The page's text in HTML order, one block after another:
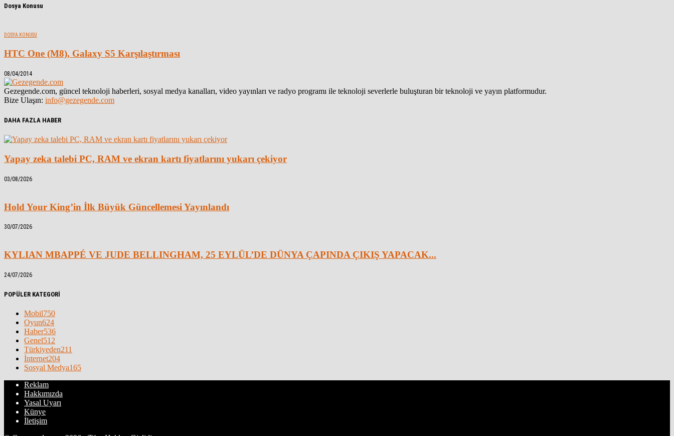
Dosya Konusu
DOSYA KONUSU
HTC One (M8), Galaxy S5 Karşılaştırması
08/04/2014
Gezegende.com, güncel teknoloji haberleri, sosyal medya kanalları, video yayınları ve radyo programı ile teknoloji severlerle buluşturan bir teknoloji ve yayın platformudur.
Bize Ulaşın: info@gezegende.com
DAHA FAZLA HABER
Yapay zeka talebi PC, RAM ve ekran kartı fiyatlarını yukarı çekiyor
03/08/2026
Hold Your King’in İlk Büyük Güncellemesi Yayınlandı
30/07/2026
KYLIAN MBAPPÉ VE JUDE BELLINGHAM, 25 EYLÜL’DE DÜNYA ÇAPINDA ÇIKIŞ YAPACAK...
24/07/2026
POPÜLER KATEGORİ
Mobil750
Oyun624
Haber536
Genel512
Türkiyeden211
İnternet204
Sosyal Medya165
Reklam
Hakkımızda
Yasal Uyarı
Künye
İletişim